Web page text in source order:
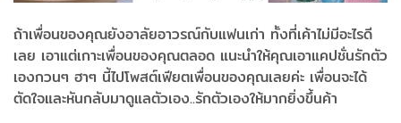
ถ้าเพื่อนของคุณยังอาลัยอาวรณ์กับแฟนเก่า ทั้งที่เค้าไม่มีอะไรดี
เลย เอาแต่เกาะเพื่อนของคุณตลอด แนะนำให้คุณเอาแคปชั่นรักตัว
เองกวนๆ ฮาๆ นี้ไปโพสต์เฟียตเพื่อนของคุณเลยค่ะ เพื่อนจะได้
ตัดใจและหันกลับมาดูแลตัวเอง..รักตัวเองให้มากยิ่งขึ้นค้า